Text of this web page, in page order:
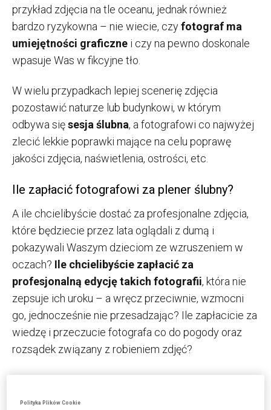
przykład zdjęcia na tle oceanu, jednak również
bardzo ryzykowna – nie wiecie, czyfotograf ma
umiejętności graficzne i czy na pewno doskonale
wpasuje Was w fikcyjne tło.
W wielu przypadkach lepiej scenerię zdjęcia
pozostawić naturze lub budynkowi, w którym
odbywa sięsesja ślubna, a fotografowi co najwyżej
zlecić lekkie poprawki mające na celu poprawę
jakości zdjęcia, naświetlenia, ostrości, etc.
Ile zapłacić fotografowi za plener ślubny?
A ile chcielibyście dostać za profesjonalne zdjęcia,
które będziecie przez lata oglądali z dumą i
pokazywali Waszym dzieciom ze wzruszeniem w
oczach? Ile chcielibyście zapłacić za
profesjonalną edycję takich fotografii, która nie
zepsuje ich uroku – a wręcz przeciwnie, wzmocni
go, jednocześnie nie przesadzając? Ile zapłacicie za
wiedzę i przeczucie fotografa co do pogody oraz
rozsądek związany z robieniem zdjęć?
Polityka Plików Cookie